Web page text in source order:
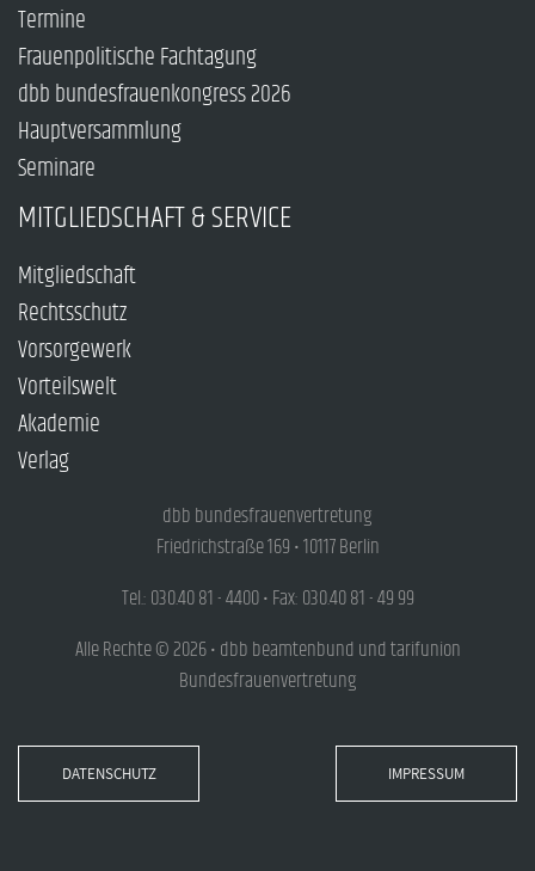
Termine
Frauenpolitische Fachtagung
dbb bundesfrauenkongress 2026
Hauptversammlung
Seminare
MITGLIEDSCHAFT & SERVICE
Mitgliedschaft
Rechtsschutz
Vorsorgewerk
Vorteilswelt
Akademie
Verlag
dbb bundesfrauenvertretung
Friedrichstraße 169 • 10117 Berlin
Tel.: 030.40 81 - 4400 • Fax: 030.40 81 - 49 99
Alle Rechte © 2026 • dbb beamtenbund und tarifunion
Bundesfrauenvertretung
DATENSCHUTZ IMPRESSUM